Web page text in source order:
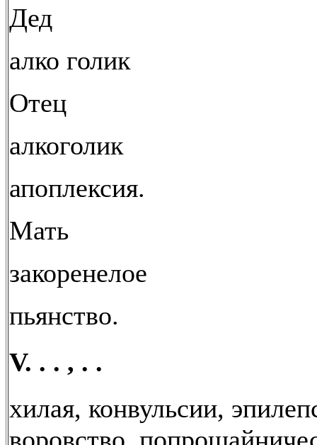
Дед
алко голик
Отец
алкоголик
апоплексия.
Мать
закоренелое
пьянство.
V. . . , . .
хилая, конвульсии,